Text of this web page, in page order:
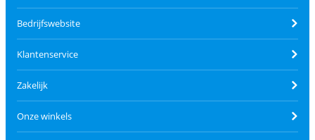
Bedrijfswebsite
Klantenservice
Zakelijk
Onze winkels